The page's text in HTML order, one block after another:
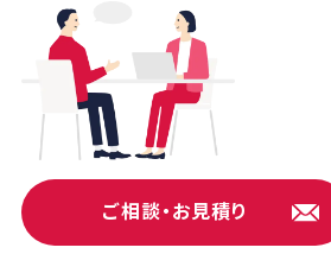
ご相談・お見積り